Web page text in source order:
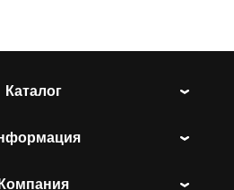
Каталог
Компания